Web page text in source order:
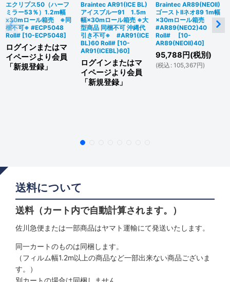
エクリプス50（ハーフ
ミラー53％）1.2m幅
x30mロール箱売 ※同
梱不可※ #ECP5048
Roll# [10-ECP5048]
ログインまたはマ
イページより会員
「新規登録」
Braintec AR91(ICE BL)
アイスブルー91 1.5m
幅×30mロール箱売 ※大
型商品 同梱不可 沖縄代
引き不可※ #AR91(ICE
BL)60 Roll# [10-
AR91(ICEBL)60]
ログインまたはマ
イページより会員
「新規登録」
Braintec AR89(NEOII)
ゴーストIIネオ89 1m幅
×30mロール箱売
#AR89(NEO2)40
Roll#
[10-
AR89(NEOII)40]
95,788 円(税別)
(税込 : 105,367円)
送料について
送料（カート内で自動計算されます。）
佐川急便または一部商品はヤマト運輸にて発送いたします。
同一カートのものは同梱します。
（フィルム幅1.2m以上の商品など一部出来ない商品ございま
す。）